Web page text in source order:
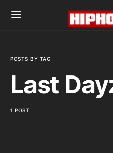
POSTS BY TAG
Last
1 POST